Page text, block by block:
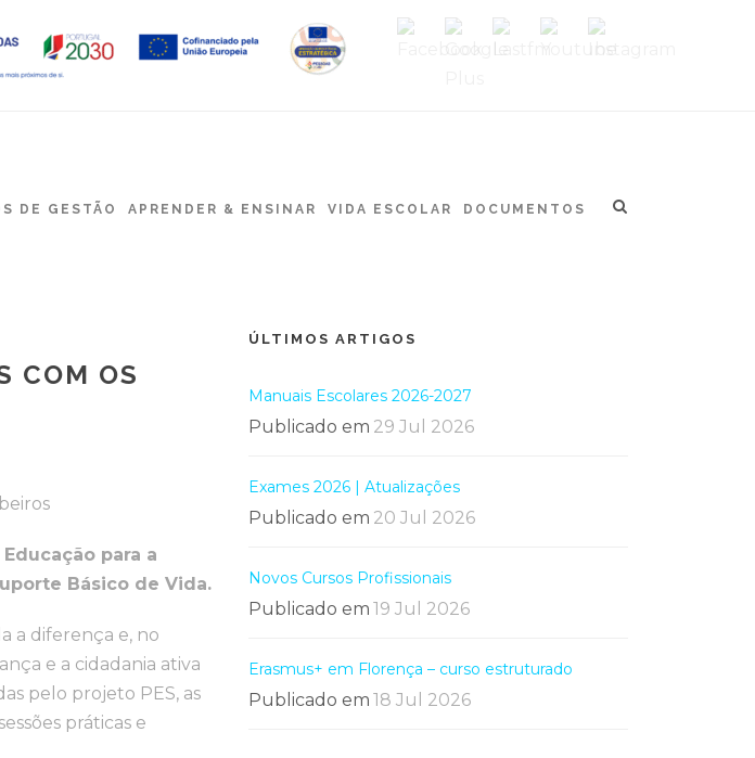
DE GESTÃO APRENDER & ENSINAR VIDA ESCOLAR DOCUMENTOS
COM OS
para a
Básico de Vida.
a diferença e, no
e a cidadania ativa
pelo projeto PES, as
práticas e
ÚLTIMOS ARTIGOS
Manuais Escolares 2026-2027
Publicado em 29 Jul 2026
Exames 2026 | Atualizações
Publicado em 20 Jul 2026
Novos Cursos Profissionais
Publicado em 19 Jul 2026
Erasmus+ em Florença – curso estruturado
Publicado em 18 Jul 2026